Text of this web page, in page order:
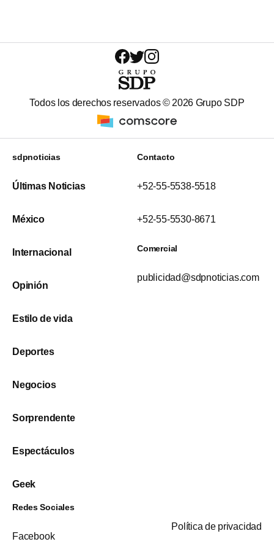
Todos los derechos reservados ©2026 Grupo SDP
sdpnoticias
Últimas Noticias
México
Internacional
Opinión
Estilo de vida
Deportes
Negocios
Sorprendente
Espectáculos
Geek
Contacto
+52-55-5538-5518
+52-55-5530-8671
Comercial
publicidad@sdpnoticias.com
Redes Sociales
Facebook
Política de privacidad